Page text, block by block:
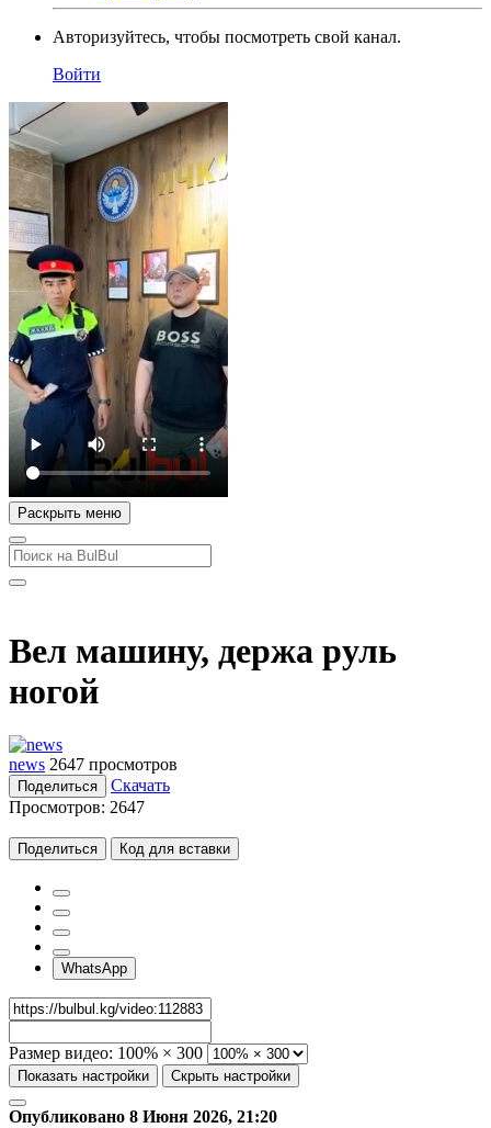
Авторизуйтесь, чтобы посмотреть свой канал.
Войти
Раскрыть меню
Вел машину, держа руль
ногой
news 2647 просмотров
Поделиться
Скачать
Просмотров: 2647
Поделиться Код для вставки
WhatsApp
Размер видео: 100% × 300
Показать настройки Скрыть настройки
Опубликовано 8 Июня 2026, 21:20